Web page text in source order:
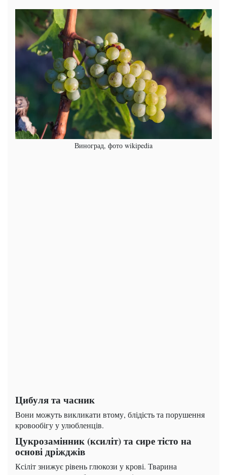
Виноград, фото wikipedia
Цибуля та часник
Вони можуть викликати втому, блідість та порушення
кровообігу у улюбленців.
Цукрозамінник (ксиліт) та сире тісто на
основі дріжджів
Ксіліт знижує рівень глюкози у крові. Тварина